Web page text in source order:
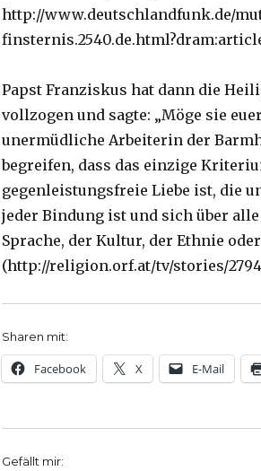
http://www.deutschlandfunk.de/
Papst Franziskus hat dann die
vollzogen und sagte: „Möge sie
unermüdliche Arbeiterin der
begreifen, dass das einzige
gegenleistungsfreie Liebe ist, die
jeder Bindung ist und sich über
Sprache, der Kultur, der Ethnie
(http://religion.orf.at/tv/stories/
Sharen mit:
Facebook X E-Mail
Gefällt mir: